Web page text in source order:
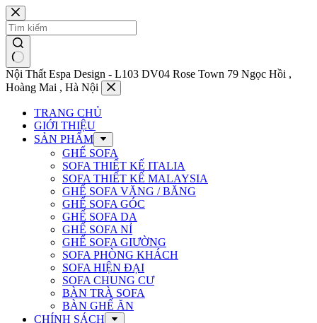
Chuyển
đến
phần
nội
dung
Nội Thất Espa Design - L103 DV04 Rose Town 79 Ngọc Hồi ,
Hoàng Mai , Hà Nội
TRANG CHỦ
GIỚI THIỆU
SẢN PHẨM
GHẾ SOFA
SOFA THIẾT KẾ ITALIA
SOFA THIẾT KẾ MALAYSIA
GHẾ SOFA VĂNG / BĂNG
GHẾ SOFA GÓC
GHẾ SOFA DA
GHẾ SOFA NỈ
GHẾ SOFA GIƯỜNG
SOFA PHÒNG KHÁCH
SOFA HIỆN ĐẠI
SOFA CHUNG CƯ
BÀN TRÀ SOFA
BÀN GHẾ ĂN
CHÍNH SÁCH